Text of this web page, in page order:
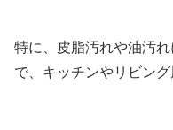
特に、皮脂汚れや油汚
で、キッチンやリビン